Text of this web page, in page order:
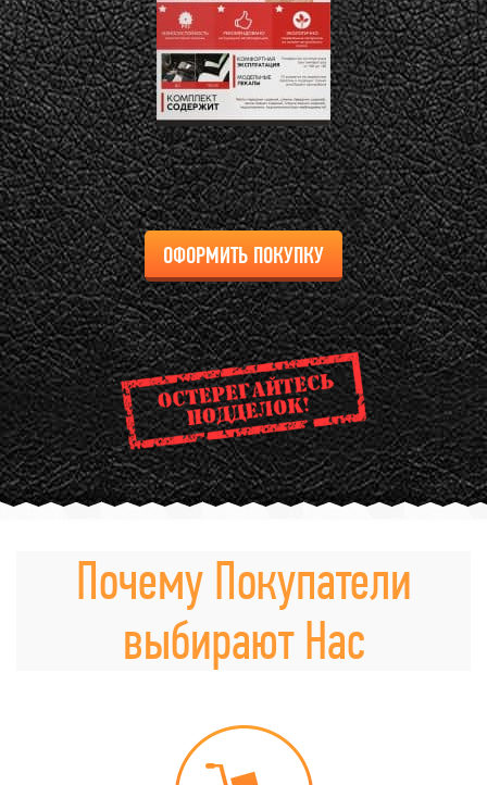
ОФОРМИТЬ ПОКУПКУ
Почему Покупатели
выбирают Нас